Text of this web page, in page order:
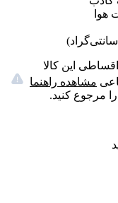
هوا
این کالا
مشاهده راهنما
مرجوع کنید.